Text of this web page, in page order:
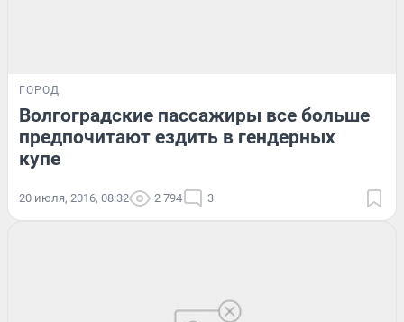
ГОРОД
Волгоградские пассажиры все больше
предпочитают ездить в гендерных
купе
20 июля, 2016, 08:32 2 794 3